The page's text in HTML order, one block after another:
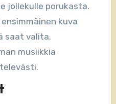
jollekulle porukasta.
kuva
saat valita.
musiikkia